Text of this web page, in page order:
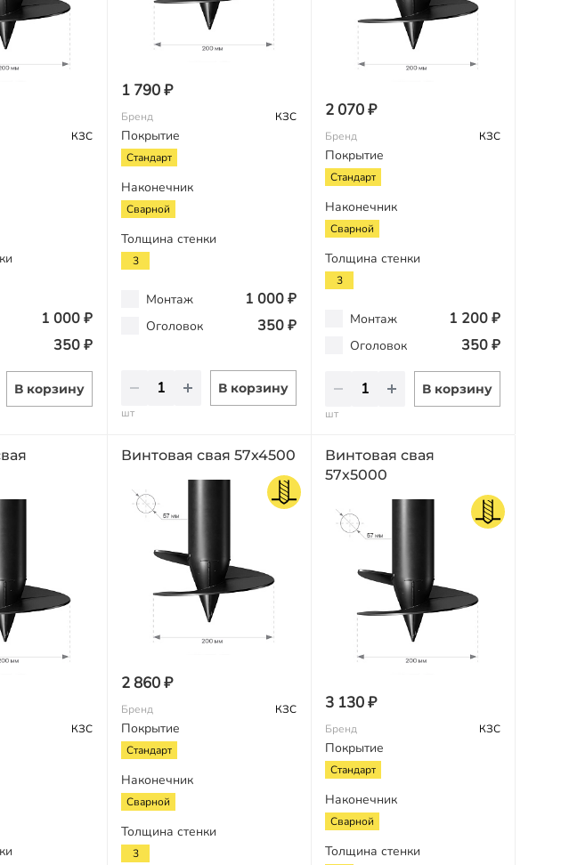
КЗС
1 000 ₽
350 ₽
В корзину
1 790 ₽
Бренд КЗС
Покрытие
Стандарт
Наконечник
Сварной
Толщина стенки
3
Монтаж 1 000 ₽
Оголовок 350 ₽
В корзину
шт
2 070 ₽
Бренд КЗС
Покрытие
Стандарт
Наконечник
Сварной
Толщина стенки
3
Монтаж 1 200 ₽
Оголовок 350 ₽
В корзину
шт
КЗС
Винтовая свая 57х4500
2 860 ₽
Бренд КЗС
Покрытие
Стандарт
Наконечник
Сварной
Толщина стенки
3
Винтовая свая
57х5000
3 130 ₽
Бренд КЗС
Покрытие
Стандарт
Наконечник
Сварной
Толщина стенки